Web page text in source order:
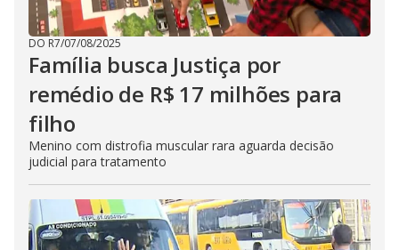
DO R7/07/08/2025
Família busca Justiça por
remédio de R$ 17 milhões para
filho
Menino com distrofia muscular rara aguarda decisão
judicial para tratamento